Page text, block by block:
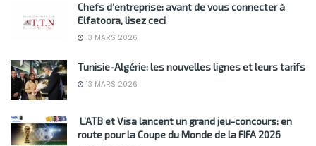
Chefs d’entreprise: avant de vous connecter à
Elfatoora, lisez ceci
13 MARS 2026
Tunisie-Algérie: les nouvelles lignes et leurs tarifs
13 MARS 2026
L’ATB et Visa lancent un grand jeu-concours: en
route pour la Coupe du Monde de la FIFA 2026